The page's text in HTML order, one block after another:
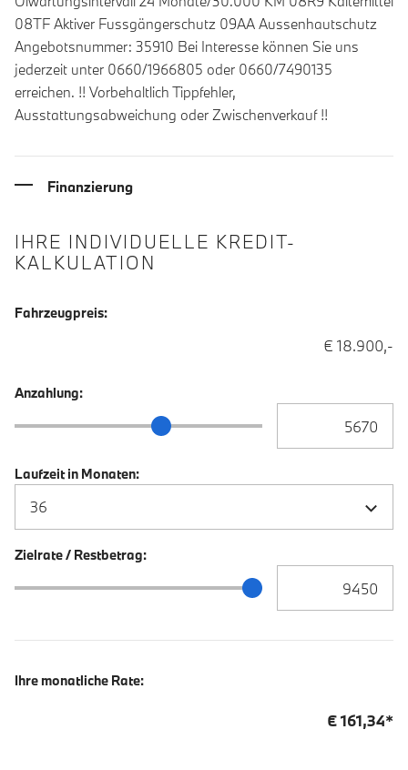
08TF Aktiver Fussgängerschutz 09AA Aussenhautschutz
Angebotsnummer: 35910 Bei Interesse können Sie uns
jederzeit unter 0660/1966805 oder 0660/7490135
erreichen. !! Vorbehaltlich Tippfehler,
Ausstattungsabweichung oder Zwischenverkauf !!
Finanzierung
IHRE INDIVIDUELLE KREDIT-
KALKULATION
Fahrzeugpreis:
€ 18.900,-
Anzahlung:
Anzahlung Schieberegler
Laufzeit in Monaten:
Zielrate / Restbetrag:
Zielrate / Restbetrag Schieberegler
Ihre monatliche Rate:
€161,34*